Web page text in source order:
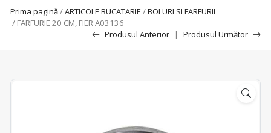
Prima pagină/ARTICOLE BUCATARIE /BOLURI SI FARFURII
/ FARFURIE 20 CM, FIER A03136
Produsul Anterior
| Produsul Următor